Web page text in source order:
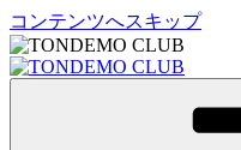
コンテンツへスキップ
トンデモクラブ公式サイト